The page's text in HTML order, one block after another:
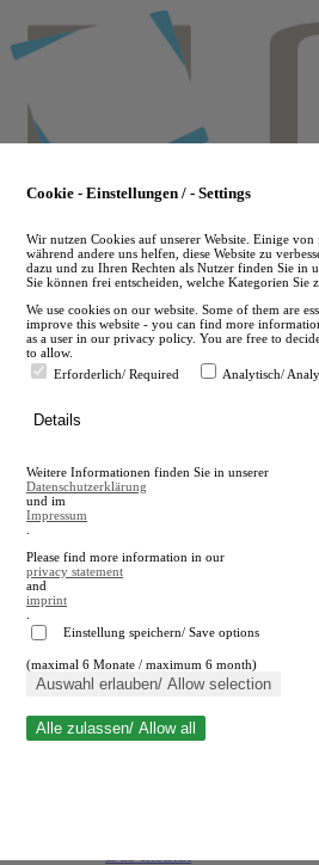
to
main
en
A
A
Suche schließen
Cookie - Einstellungen / - Settings
Wir nutzen Cookies auf unserer Website. Einige von
während andere uns helfen, diese Website zu
dazu und zu Ihren Rechten als Nutzer finden Sie in
Sie können frei entscheiden, welche Kategorien Sie
We use cookies on our website. Some of them are
improve this website - you can find more
as a user in our privacy policy. You are free to
to allow.
Erforderlich/ Required
Analytisch/
Details
Weitere Informationen finden Sie in unserer
Datenschutzerklärung
und im
Impressum
Please find more information in our
privacy statement
and
imprint
Einstellung speichern/ Save options
(maximal 6 Monate / maximum 6 month)
Auswahl erlauben/ Allow selection
Alle zulassen/ Allow all